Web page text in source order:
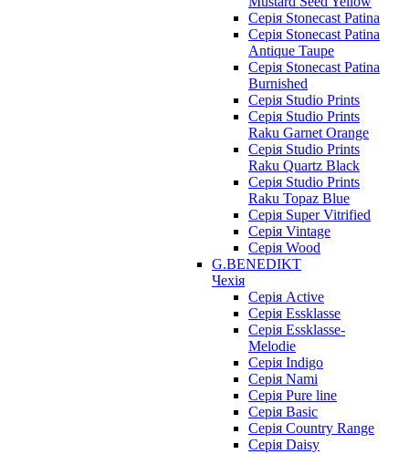
Серія Stonecast Patina
Серія Stonecast Patina
Antique Taupe
Серія Stonecast Patina
Burnished
Серія Studio Prints
Серія Studio Prints
Raku Garnet Orange
Серія Studio Prints
Raku Quartz Black
Серія Studio Prints
Raku Topaz Blue
Серія Super Vitrified
Серія Vintage
Серія Wood
G.BENEDIKT
Чехія
Cерія Active
Cерія Essklasse
Cерія Essklasse-
Melodie
Cерія Indigo
Cерія Nami
Cерія Pure line
Серія Basic
Серія Country Range
Серія Daisy